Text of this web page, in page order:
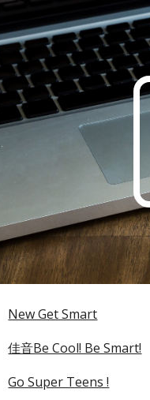
Skip to
New Get Smart
佳音Be Cool! Be Smart!
Go Super Teens !